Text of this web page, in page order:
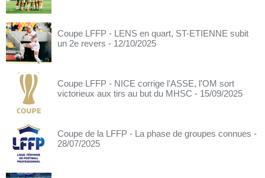
Coupe LFFP - LENS en quart, ST-ETIENNE subit
un 2e revers - 12/10/2025
Coupe LFFP - NICE corrige l'ASSE, l'OM sort
victorieux aux tirs au but du MHSC - 15/09/2025
Coupe de la LFFP - La phase de groupes connues -
28/07/2025